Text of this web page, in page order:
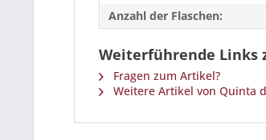
Anzahl der Flaschen:
Weiterführende Links
Fragen zum Artikel?
Weitere Artikel von Quinta